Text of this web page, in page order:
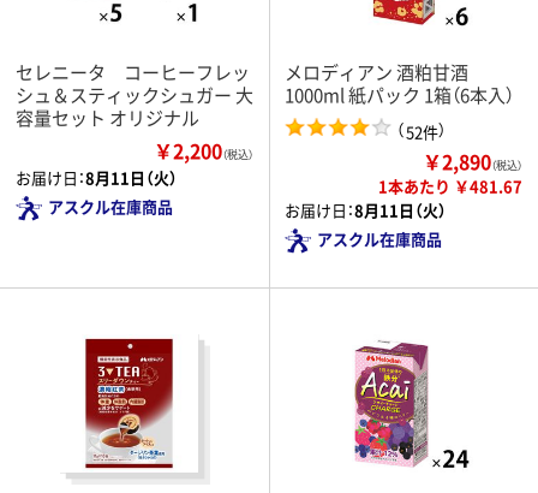
セレニータ コーヒーフレッ
シュ＆スティックシュガー 大
容量セット オリジナル
￥2,200（税込）
お届け日：8月11日（火）
アスクル在庫商品
メロディアン 酒粕甘酒
1000ml 紙パック 1箱（6本入）
（52件）
￥2,890（税込）
1本あたり ￥481.67
お届け日：8月11日（火）
アスクル在庫商品